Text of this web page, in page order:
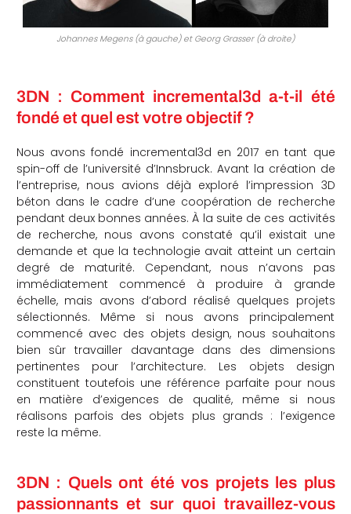
Johannes Megens (à gauche) et Georg Grasser (à droite)
3DN : Comment incremental3d a-t-il été
fondé et quel est votre objectif ?
Nous avons fondé incremental3d en 2017 en tant que
spin-off de l’université d’Innsbruck. Avant la création de
l’entreprise, nous avions déjà exploré l’impression 3D
béton dans le cadre d’une coopération de recherche
pendant deux bonnes années. À la suite de ces activités
de recherche, nous avons constaté qu’il existait une
demande et que la technologie avait atteint un certain
degré de maturité. Cependant, nous n’avons pas
immédiatement commencé à produire à grande
échelle, mais avons d’abord réalisé quelques projets
sélectionnés. Même si nous avons principalement
commencé avec des objets design, nous souhaitons
bien sûr travailler davantage dans des dimensions
pertinentes pour l’architecture. Les objets design
constituent toutefois une référence parfaite pour nous
en matière d’exigences de qualité, même si nous
réalisons parfois des objets plus grands : l’exigence
reste la même.
3DN : Quels ont été vos projets les plus
passionnants et sur quoi travaillez-vous